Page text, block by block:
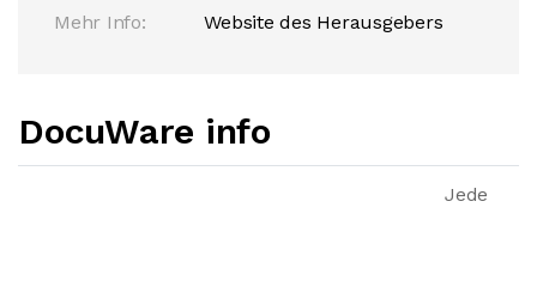
Mehr Info: Website des Herausgebers
DocuWare info
Jede